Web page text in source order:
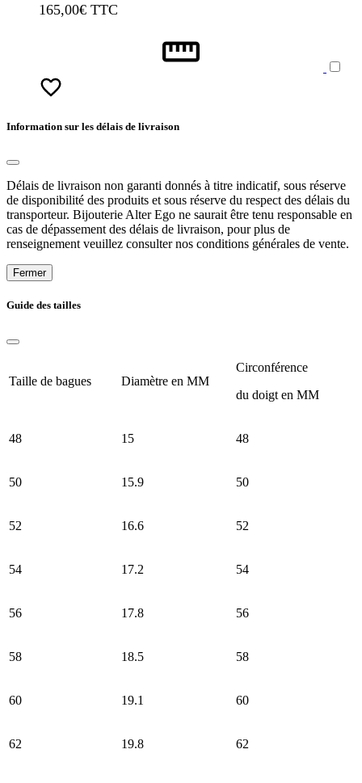
165,00€ TTC
Information sur les délais de livraison
Délais de livraison non garanti donnés à titre indicatif, sous réserve
de disponibilité des produits et sous réserve du respect des délais du
transporteur. Bijouterie Alter Ego ne saurait être tenu responsable en
cas de dépassement des délais de livraison, pour plus de
renseignement veuillez consulter nos conditions générales de vente.
Fermer
Guide des tailles
Taille de bagues Diamètre en MM
Circonférence
du doigt en MM
48 15 48
50 15.9 50
52 16.6 52
54 17.2 54
56 17.8 56
58 18.5 58
60 19.1 60
62 19.8 62